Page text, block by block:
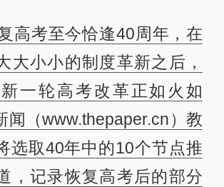
高考至今恰逢40周年，在
大小小的制度革新之后，
一轮高考改革正如火如
闻（www.thepaper.cn）教
选取40年中的10个节点推
，记录恢复高考后的部分